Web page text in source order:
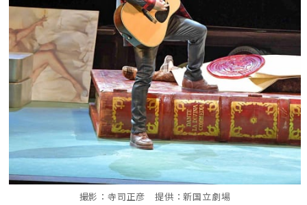
撮影：寺司正彦 提供：新国立劇場